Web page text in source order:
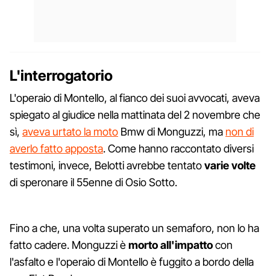
L'interrogatorio
L'operaio di Montello, al fianco dei suoi avvocati, aveva
spiegato al giudice nella mattinata del 2 novembre che
sì, aveva urtato la moto Bmw di Monguzzi, ma non di
averlo fatto apposta. Come hanno raccontato diversi
testimoni, invece, Belotti avrebbe tentatovarie volte
di speronare il 55enne di Osio Sotto.
Fino a che, una volta superato un semaforo, non lo ha
fatto cadere. Monguzzi èmorto all'impattocon
l'asfalto e l'operaio di Montello è fuggito a bordo della